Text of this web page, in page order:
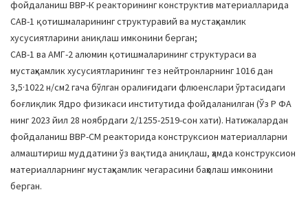
фойдаланиш ВВР-К реакторининг конструктив материалларида
САВ-1 қотишмаларининг структуравий ва мустаҳкамлик
хусусиятларини аниқлаш имконини берган;
САВ-1 ва АМГ-2 алюмин қотишмаларининг структураси ва
мустаҳкамлик хусусиятларининг тез нейтронларнинг 1016 дан
3,5·1022 н/см2 гача бўлган оралиғидаги флюенслари ўртасидаги
боғлиқлик Ядро физикаси институтида фойдаланилган (Ўз Р ФА
нинг 2023 йил 28 ноябрдаги 2/1255-2519-сон хати). Натижалардан
фойдаланиш ВВР-СМ реакторида конструксион материалларни
алмаштириш муддатини ўз вақтида аниқлаш, ҳамда конструксион
материалларнинг мустаҳкамлик чегарасини баҳолаш имконини
берган.